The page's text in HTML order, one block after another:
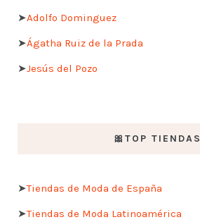
➤Adolfo Dominguez
➤Ágatha Ruiz de la Prada
➤Jesús del Pozo
🎀TOP TIENDAS
➤Tiendas de Moda de España
➤Tiendas de Moda Latinoamérica